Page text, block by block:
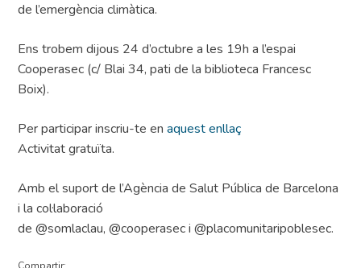
de l’emergència climàtica.
Ens trobem dijous 24 d’octubre a les 19h a l’espai
Cooperasec (c/ Blai 34, pati de la biblioteca Francesc
Boix).
Per participar inscriu-te enaquest enllaç
Activitat gratuïta.
Amb el suport de l’Agència de Salut Pública de Barcelona
i la col·laboració
de @somlaclau, @cooperasec i @placomunitaripoblesec.